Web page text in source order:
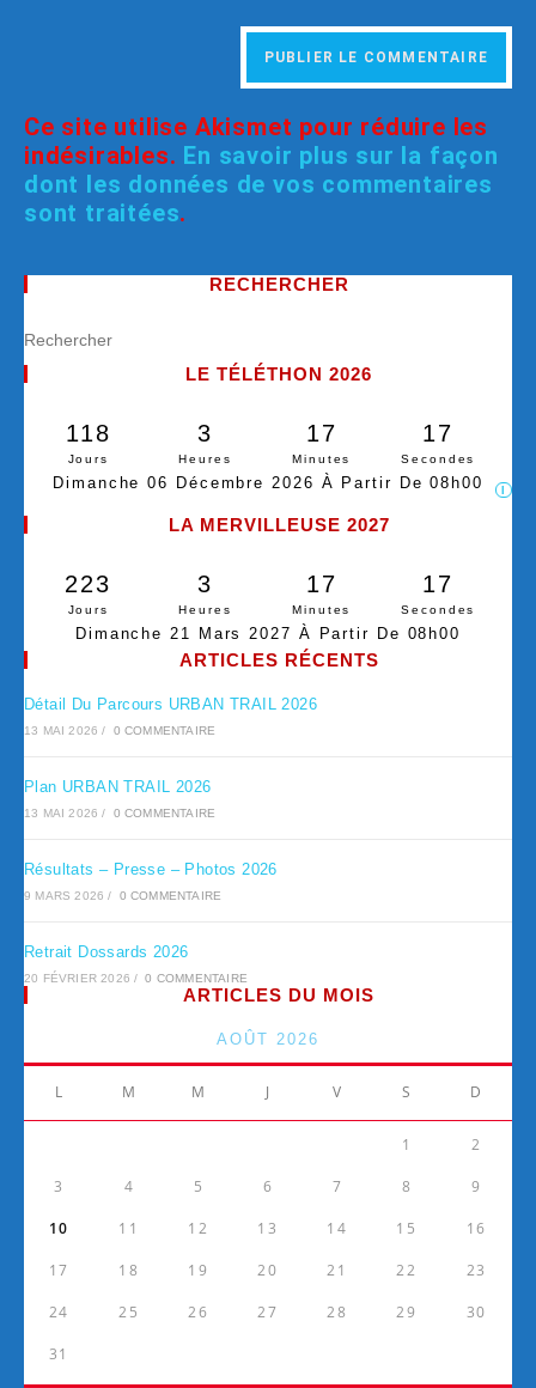
Ce site utilise Akismet pour réduire les
indésirables. En savoir plus sur la façon
dont les données de vos commentaires
sont traitées.
RECHERCHER
LE TÉLÉTHON 2026
118
Jours
3
Heures
17
Minutes
16
Secondes
Dimanche 06 Décembre 2026 À Partir De 08h00
LA MERVILLEUSE 2027
223
Jours
3
Heures
17
Minutes
16
Secondes
Dimanche 21 Mars 2027 À Partir De 08h00
ARTICLES RÉCENTS
Détail Du Parcours URBAN TRAIL 2026
13 MAI 2026 / 0 COMMENTAIRE
Plan URBAN TRAIL 2026
13 MAI 2026 / 0 COMMENTAIRE
Résultats – Presse – Photos 2026
9 MARS 2026 / 0 COMMENTAIRE
Retrait Dossards 2026
20 FÉVRIER 2026 / 0 COMMENTAIRE
ARTICLES DU MOIS
AOÛT 2026
L M M J V S D
1 2
3 4 5 6 7 8 9
10 11 12 13 14 15 16
17 18 19 20 21 22 23
24 25 26 27 28 29 30
31